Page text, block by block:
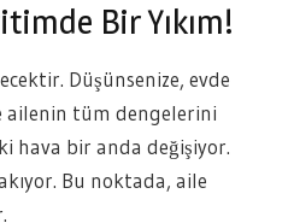
Bir Yıkım!
Düşünsenize, evde
ailenin tüm dengelerini
hava bir anda değişiyor.
Bu noktada, aile